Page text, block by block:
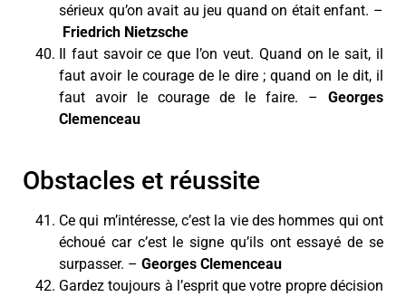
sérieux qu’on avait au jeu quand on était enfant. –
Friedrich Nietzsche
Il faut savoir ce que l’on veut. Quand on le sait, il
faut avoir le courage de le dire ; quand on le dit, il
faut avoir le courage de le faire. – Georges
Clemenceau
Obstacles et réussite
Ce qui m’intéresse, c’est la vie des hommes qui ont
échoué car c’est le signe qu’ils ont essayé de se
surpasser. – Georges Clemenceau
Gardez toujours à l’esprit que votre propre décision